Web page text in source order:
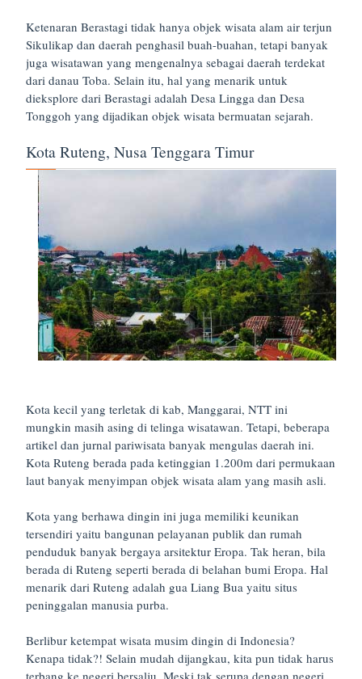
Ketenaran Berastagi tidak hanya objek wisata alam air terjun
Sikulikap dan daerah penghasil buah-buahan, tetapi banyak
juga wisatawan yang mengenalnya sebagai daerah terdekat
dari danau Toba. Selain itu, hal yang menarik untuk
dieksplore dari Berastagi adalah Desa Lingga dan Desa
Tonggoh yang dijadikan objek wisata bermuatan sejarah.
Kota Ruteng, Nusa Tenggara Timur
Kota kecil yang terletak di kab, Manggarai, NTT ini
mungkin masih asing di telinga wisatawan. Tetapi, beberapa
artikel dan jurnal pariwisata banyak mengulas daerah ini.
Kota Ruteng berada pada ketinggian 1.200m dari permukaan
laut banyak menyimpan objek wisata alam yang masih asli.
Kota yang berhawa dingin ini juga memiliki keunikan
tersendiri yaitu bangunan pelayanan publik dan rumah
penduduk banyak bergaya arsitektur Eropa. Tak heran, bila
berada di Ruteng seperti berada di belahan bumi Eropa. Hal
menarik dari Ruteng adalah gua Liang Bua yaitu situs
peninggalan manusia purba.
Berlibur ketempat wisata musim dingin di Indonesia?
Kenapa tidak?! Selain mudah dijangkau, kita pun tidak harus
terbang ke negeri bersalju. Meski tak serupa dengan negeri